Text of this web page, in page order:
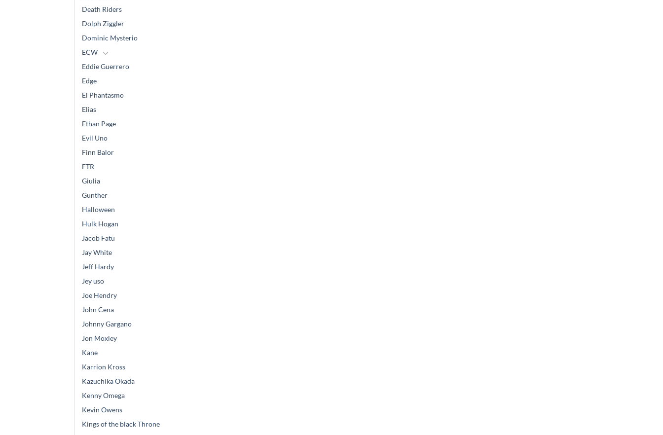
Death Riders
Dolph Ziggler
Dominic Mysterio
ECW
Eddie Guerrero
Edge
El Phantasmo
Elias
Ethan Page
Evil Uno
Finn Balor
FTR
Giulia
Gunther
Halloween
Hulk Hogan
Jacob Fatu
Jay White
Jeff Hardy
Jey uso
Joe Hendry
John Cena
Johnny Gargano
Jon Moxley
Kane
Karrion Kross
Kazuchika Okada
Kenny Omega
Kevin Owens
Kings of the black Throne